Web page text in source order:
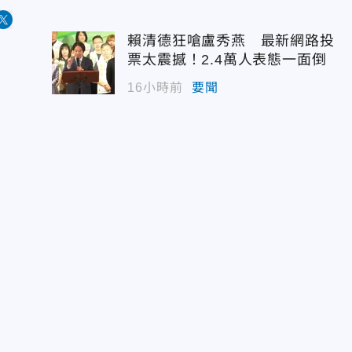
賴清德狂嗆盧秀燕 最新網路投
票太震撼！2.4萬人表態一面倒
16小時前 要聞